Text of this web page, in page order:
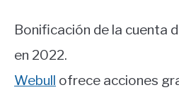
Bonificación de la cuenta
en 2022.
Webull ofrece acciones